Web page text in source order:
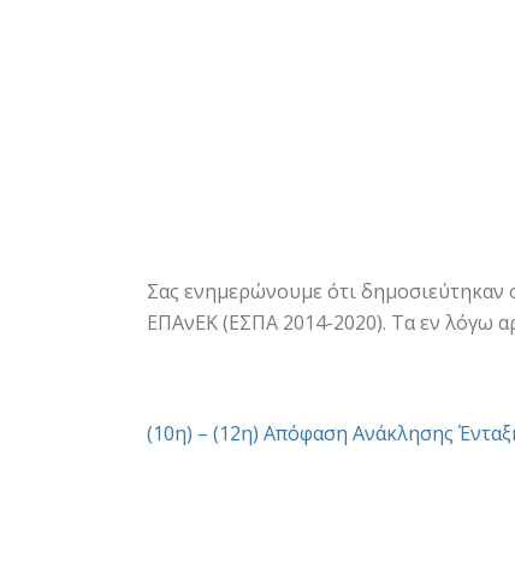
Σας ενημερώνουμε ότι
ΕΠΑνΕΚ (ΕΣΠΑ 2014-2020). Τα εν λόγω
(10η) – (12η) Απόφαση Ανάκλησης